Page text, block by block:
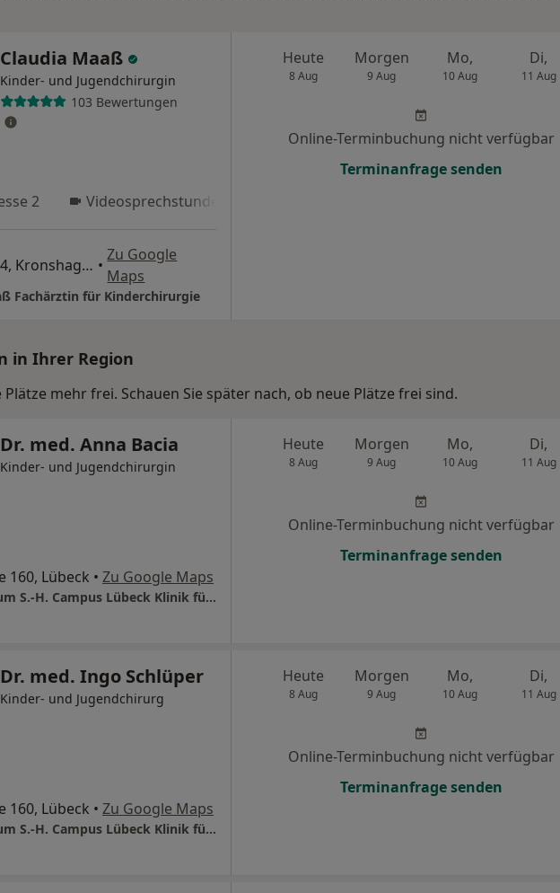
Claudia Maaß
Kinder- und Jugendchirurgin
103 Bewertungen
2 Videosprechstunde
Eichkoppelweg 74, Kronshagen •
Zu Google
Maps
Fachärztin für Kinderchirurgie
Heute
8 Aug
Morgen
9 Aug
Mo,
10 Aug
Di,
11 Aug
Online-Terminbuchung nicht verfügbar
Terminanfrage senden
in Ihrer Region
mehr frei. Schauen Sie später nach, ob neue Plätze frei sind.
Dr. med. Anna Bacia
Kinder- und Jugendchirurgin
160, Lübeck • Zu Google Maps
Universitätsklinikum S.-H. Campus Lübeck Klinik für Kinderchirurgie
Heute
8 Aug
Morgen
9 Aug
Mo,
10 Aug
Di,
11 Aug
Online-Terminbuchung nicht verfügbar
Terminanfrage senden
Dr. med. Ingo Schlüper
Kinder- und Jugendchirurg
160, Lübeck • Zu Google Maps
Universitätsklinikum S.-H. Campus Lübeck Klinik für Kinderchirurgie
Heute
8 Aug
Morgen
9 Aug
Mo,
10 Aug
Di,
11 Aug
Online-Terminbuchung nicht verfügbar
Terminanfrage senden